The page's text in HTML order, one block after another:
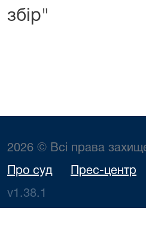
збір"
2026 © Всі права
Про суд Прес-центр
v1.38.1